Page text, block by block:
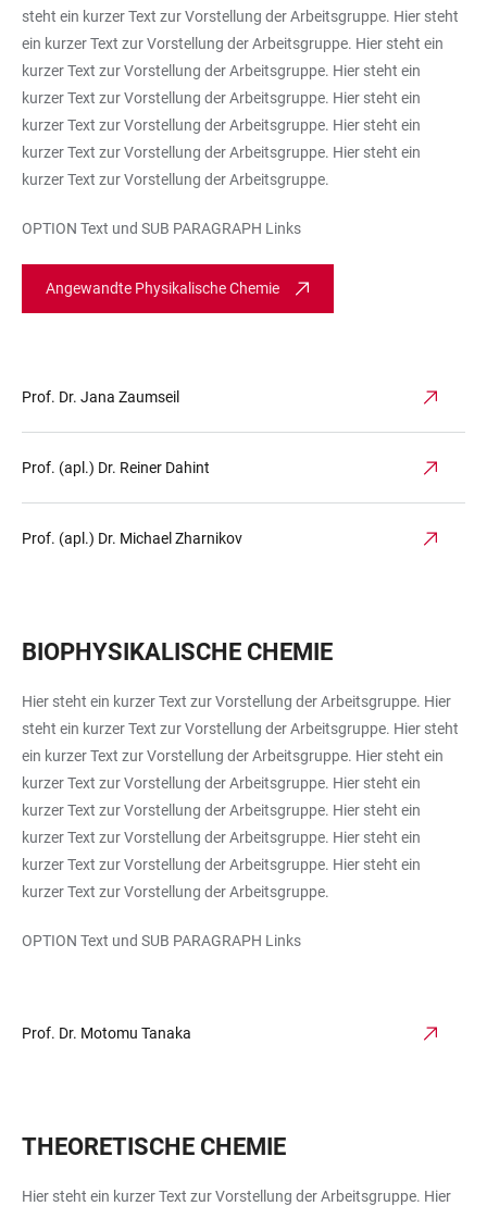
steht ein kurzer Text zur Vorstellung der Arbeitsgruppe. Hier steht
ein kurzer Text zur Vorstellung der Arbeitsgruppe. Hier steht ein
kurzer Text zur Vorstellung der Arbeitsgruppe. Hier steht ein
kurzer Text zur Vorstellung der Arbeitsgruppe. Hier steht ein
kurzer Text zur Vorstellung der Arbeitsgruppe. Hier steht ein
kurzer Text zur Vorstellung der Arbeitsgruppe. Hier steht ein
kurzer Text zur Vorstellung der Arbeitsgruppe.
OPTION Text und SUB PARAGRAPH Links
Angewandte Physikalische Chemie
Prof. Dr. Jana Zaumseil
Prof. (apl.) Dr. Reiner Dahint
Prof. (apl.) Dr. Michael Zharnikov
BIOPHYSIKALISCHE CHEMIE
Hier steht ein kurzer Text zur Vorstellung der Arbeitsgruppe. Hier
steht ein kurzer Text zur Vorstellung der Arbeitsgruppe. Hier steht
ein kurzer Text zur Vorstellung der Arbeitsgruppe. Hier steht ein
kurzer Text zur Vorstellung der Arbeitsgruppe. Hier steht ein
kurzer Text zur Vorstellung der Arbeitsgruppe. Hier steht ein
kurzer Text zur Vorstellung der Arbeitsgruppe. Hier steht ein
kurzer Text zur Vorstellung der Arbeitsgruppe. Hier steht ein
kurzer Text zur Vorstellung der Arbeitsgruppe.
OPTION Text und SUB PARAGRAPH Links
Prof. Dr. Motomu Tanaka
THEORETISCHE CHEMIE
Hier steht ein kurzer Text zur Vorstellung der Arbeitsgruppe. Hier